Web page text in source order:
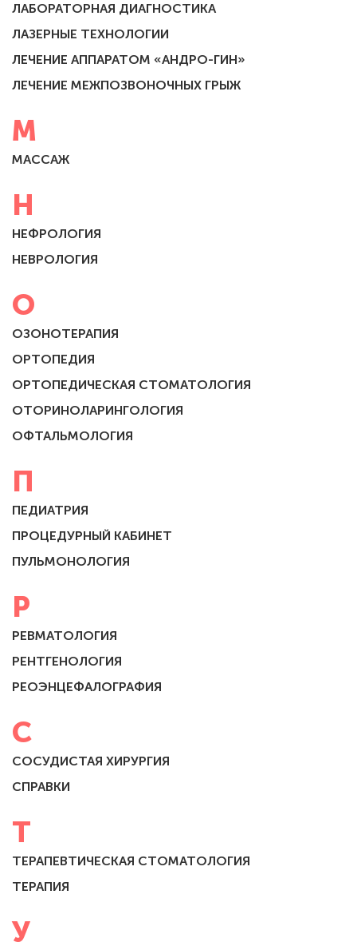
ЛАБОРАТОРНАЯ ДИАГНОСТИКА
ЛАЗЕРНЫЕ ТЕХНОЛОГИИ
ЛЕЧЕНИЕ АППАРАТОМ «АНДРО-ГИН»
ЛЕЧЕНИЕ МЕЖПОЗВОНОЧНЫХ ГРЫЖ
М
МАССАЖ
Н
НЕФРОЛОГИЯ
НЕВРОЛОГИЯ
О
ОЗОНОТЕРАПИЯ
ОРТОПЕДИЯ
ОРТОПЕДИЧЕСКАЯ СТОМАТОЛОГИЯ
ОТОРИНОЛАРИНГОЛОГИЯ
ОФТАЛЬМОЛОГИЯ
П
ПЕДИАТРИЯ
ПРОЦЕДУРНЫЙ КАБИНЕТ
ПУЛЬМОНОЛОГИЯ
Р
РЕВМАТОЛОГИЯ
РЕНТГЕНОЛОГИЯ
РЕОЭНЦЕФАЛОГРАФИЯ
С
СОСУДИСТАЯ ХИРУРГИЯ
СПРАВКИ
Т
ТЕРАПЕВТИЧЕСКАЯ СТОМАТОЛОГИЯ
ТЕРАПИЯ
У